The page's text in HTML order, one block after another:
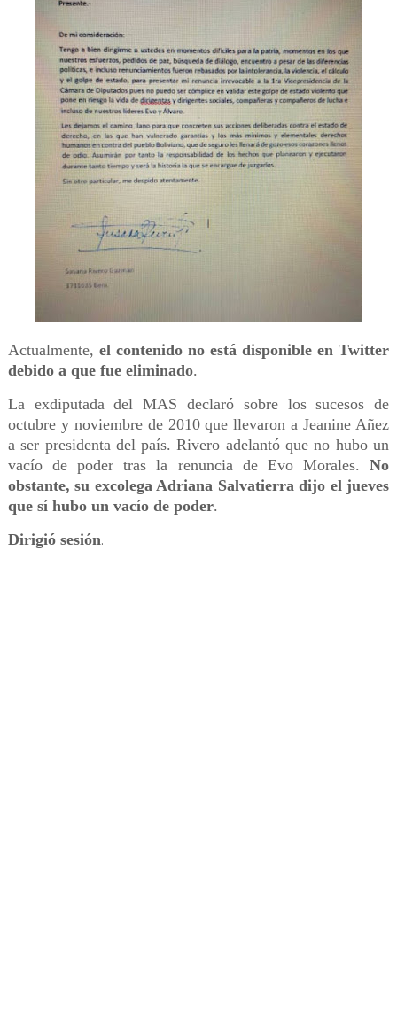
Actualmente, el contenido no está disponible en Twitter
debido a que fue eliminado.
La exdiputada del MAS declaró sobre los sucesos de
octubre y noviembre de 2010 que llevaron a Jeanine Añez
a ser presidenta del país. Rivero adelantó que no hubo un
vacío de poder tras la renuncia de Evo Morales.No
obstante, su excolega Adriana Salvatierra dijo el jueves
que sí hubo un vacío de poder.
Dirigió sesión.